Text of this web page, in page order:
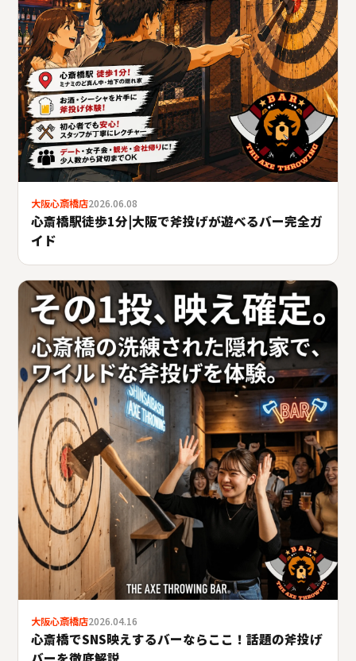
大阪心斎橋店2026.06.08
心斎橋駅徒歩1分|大阪で斧投げが遊べるバー完全ガ
イド
大阪心斎橋店2026.04.16
心斎橋でSNS映えするバーならここ！話題の斧投げ